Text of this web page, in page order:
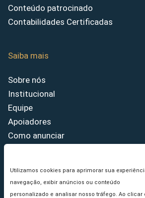
Utilizamos cookies para aprimorar sua
navegação, exibir anúncios ou conteúdo
personalizado e analisar nosso tráfego. Ao clicar
Conteúdo patrocinado
Contabilidades Certificadas
Saiba mais
Sobre nós
Institucional
Equipe
Apoiadores
Como anunciar
Princípios Editoriais